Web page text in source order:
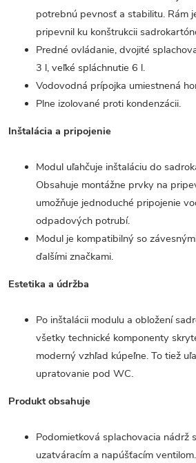
potrebnú pevnosť a stabilitu. Rám
pripevnil ku konštrukcii
Predné ovládanie, dvojité
3 l, veľké spláchnutie 6 l.
Vodovodná prípojka umiestnená
Plne izolované proti kondenzácii.
Inštalácia a pripojenie
Modul uľahčuje inštaláciu do
Obsahuje montážne prvky na
umožňuje jednoduché pripojenie
odpadových potrubí.
Modul je kompatibilný so
ďalšími značkami.
Estetika a údržba
Po inštalácii modulu a obložení
všetky technické komponenty
moderný vzhľad kúpeľne. To tiež
upratovanie pod WC.
Produkt obsahuje
Podomietková splachovacia nádrž
uzatváracím a napúšťacím ventilom.